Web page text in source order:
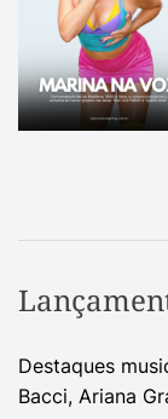
Destaques
Bacci, Ariana